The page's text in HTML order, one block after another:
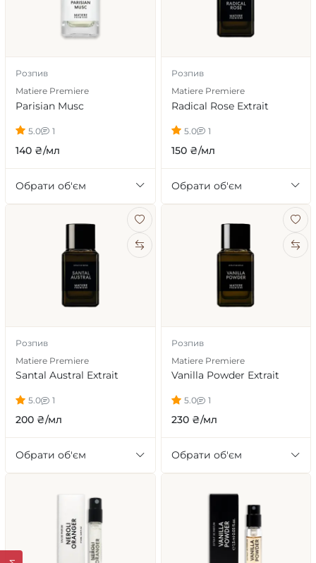
Розпив
Matiere Premiere
Parisian Musc
5.0 1
140 ₴/мл
Обрати об'єм
Розпив
Matiere Premiere
Radical Rose Extrait
5.0 1
150 ₴/мл
Обрати об'єм
Розпив
Matiere Premiere
Santal Austral Extrait
5.0 1
200 ₴/мл
Обрати об'єм
Розпив
Matiere Premiere
Vanilla Powder Extrait
5.0 1
230 ₴/мл
Обрати об'єм